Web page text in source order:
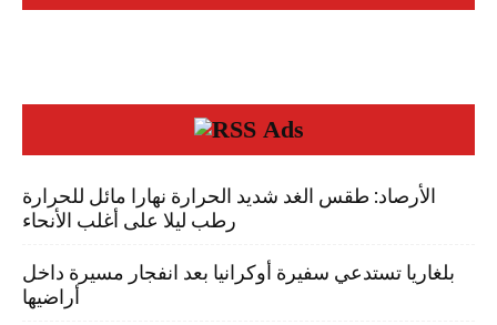
Ads
الأرصاد: طقس الغد شديد الحرارة نهارا مائل للحرارة
رطب ليلا على أغلب الأنحاء
بلغاريا تستدعي سفيرة أوكرانيا بعد انفجار مسيرة داخل
أراضيها